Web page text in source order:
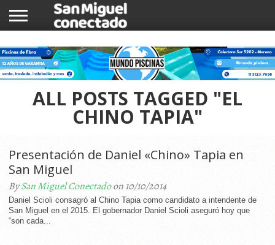
NOTICIAS
COMUNIDAD
COMERCIOS
ALL POSTS TAGGED "EL
CHINO TAPIA"
Presentación de Daniel «Chino» Tapia en
San Miguel
BySan Miguel Conectadoon 10/10/2014
Daniel Scioli consagró al Chino Tapia como candidato a intendente de
San Miguel en el 2015. El gobernador Daniel Scioli aseguró hoy que
“son cada...